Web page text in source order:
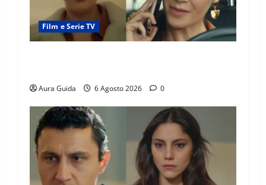
Film e Serie TV
Aura Guida 6 Agosto 2026 0